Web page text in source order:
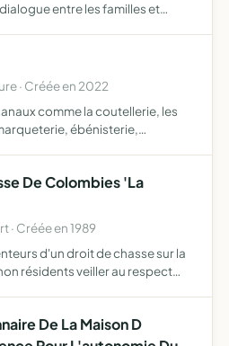
entre les familles et
· Créée en 2022
comme la coutellerie, les
ébénisterie,
De Colombies 'La
· Créée en 1989
d'un droit de chasse sur la
résidents veiller au respect
De La Maison D